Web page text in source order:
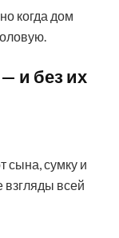
когда дом
и без их
сына, сумку и
всей